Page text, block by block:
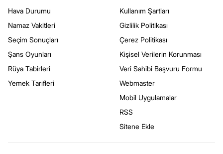
Hava Durumu
Namaz Vakitleri
Seçim Sonuçları
Şans Oyunları
Rüya Tabirleri
Yemek Tarifleri
Kullanım Şartları
Gizlilik Politikası
Çerez Politikası
Kişisel Verilerin Korunması
Veri Sahibi Başvuru Formu
Webmaster
Mobil Uygulamalar
RSS
Sitene Ekle